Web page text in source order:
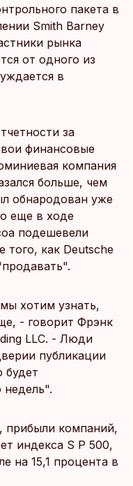
пакета в
Smith Barney
рынка
от одного из
в
за
финансовые
компания
больше, чем
обнародован уже
еще в ходе
подешевели
того, как Deutsche
хотим узнать,
- говорит Фрэнк
LLC. - Люди
публикации
будет
недель".
прибыли компаний,
индекса S P 500,
на 15,1 процента в